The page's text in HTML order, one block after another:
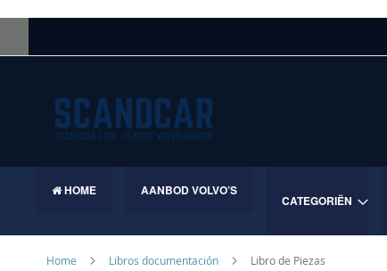
to
HOME AANBOD VOLVO’S
CATEGORIËN
Home Libros documentación Libro de Piezas